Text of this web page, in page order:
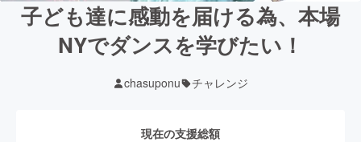
子ども達に感動を届ける為、本場
NYでダンスを学びたい！
chasuponu チャレンジ
現在の支援総額